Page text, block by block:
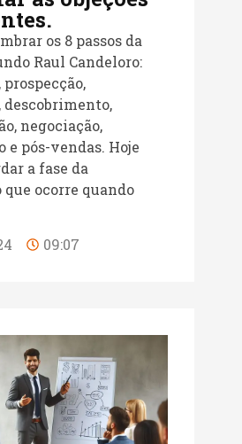
os 8 passos da
Raul Candeloro:
descobrimento,
negociação,
e pós-vendas. Hoje
a fase da
que ocorre quando
09:07